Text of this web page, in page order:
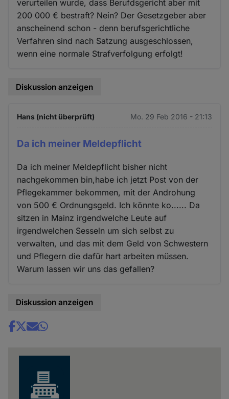
verurteilen wurde, dass Berufdsgericht aber mit
200 000 € bestraft? Nein? Der Gesetzgeber aber
anscheinend schon - denn berufsgerichtliche
Verfahren sind nach Satzung ausgeschlossen,
wenn eine normale Strafverfolgung erfolgt!
Diskussion anzeigen
Hans (nicht überprüft) Mo. 29 Feb 2016 - 21:13
Da ich meiner Meldepflicht
Da ich meiner Meldepflicht bisher nicht
nachgekommen bin,habe ich jetzt Post von der
Pflegekammer bekommen, mit der Androhung
von 500 € Ordnungsgeld. Ich könnte ko...... Da
sitzen in Mainz irgendwelche Leute auf
irgendwelchen Sesseln um sich selbst zu
verwalten, und das mit dem Geld von Schwestern
und Pflegern die dafür hart arbeiten müssen.
Warum lassen wir uns das gefallen?
Diskussion anzeigen
Share